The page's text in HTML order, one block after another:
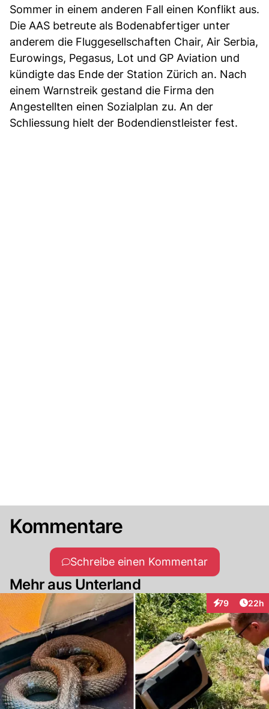
Sommer in einem anderen Fall einen Konflikt aus.
Die AAS betreute als Bodenabfertiger unter
anderem die Fluggesellschaften Chair, Air Serbia,
Eurowings, Pegasus, Lot und GP Aviation und
kündigte das Ende der Station Zürich an. Nach
einem Warnstreik gestand die Firma den
Angestellten einen Sozialplan zu. An der
Schliessung hielt der Bodendienstleister fest.
Kommentare
Schreibe einen Kommentar
Mehr aus Unterland
79
Interaktionen
22h